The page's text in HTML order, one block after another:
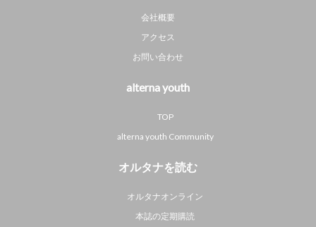
会社概要
アクセス
お問い合わせ
alterna youth
TOP
alterna youth Community
オルタナを読む
オルタナオンライン
本誌の定期購読